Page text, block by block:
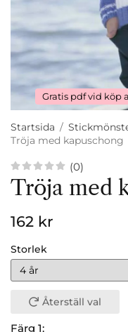
Gratis pdf vid köp
Startsida /
Tröja med kapuschong
(0)
Tröja med
162 kr
Storlek
Återställ val
Färg 1: